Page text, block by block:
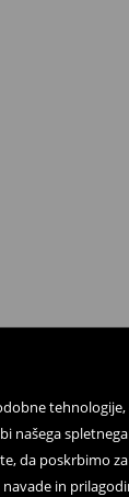
našega
da poskrbimo
in